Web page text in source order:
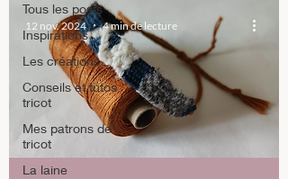
Tous les posts
Inspirations
Les créations
Conseils et tutos
tricot
Mes patrons de
tricot
La laine
12 nov. 2024 4 min de lecture